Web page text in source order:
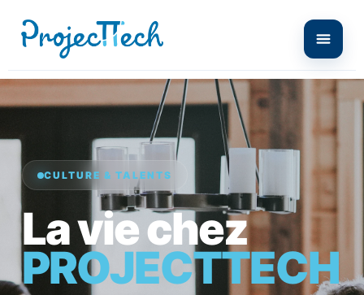
CULTURE & TALENTS
La vie chez
PROJECTTECH